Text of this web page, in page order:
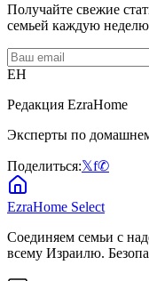
Получайте свежие
семьей каждую неделю
EH
Редакция EzraHome
Эксперты по
Поделиться:𝕏f✆
EzraHome Select
Соединяем семьи с
всему Израилю.